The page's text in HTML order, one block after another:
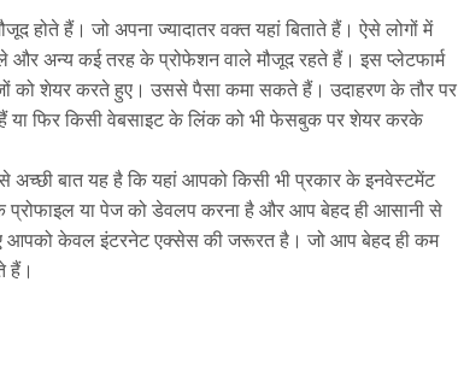
होते हैं। जो अपना ज्यादातर वक्त यहां बिताते हैं। ऐसे लोगों में
और अन्य कई तरह के प्रोफेशन वाले मौजूद रहते हैं। इस प्लेटफार्म
को शेयर करते हुए। उससे पैसा कमा सकते हैं। उदाहरण के तौर पर
फिर किसी वेबसाइट के लिंक को भी फेसबुक पर शेयर करके
बात यह है कि यहां आपको किसी भी प्रकार के इनवेस्टमेंट
या पेज को डेवलप करना है और आप बेहद ही आसानी से
केवल इंटरनेट एक्सेस की जरूरत है। जो आप बेहद ही कम
हैं।